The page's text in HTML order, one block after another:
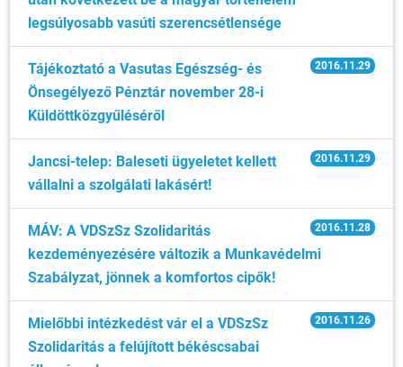
legsúlyosabb vasúti szerencsétlensége
2016.11.29
Tájékoztató a Vasutas Egészség- és
Önsegélyező Pénztár november 28-i
Küldöttközgyűléséről
2016.11.29
Jancsi-telep: Baleseti ügyeletet kellett
vállalni a szolgálati lakásért!
2016.11.28
MÁV: A VDSzSz Szolidaritás
kezdeményezésére változik a Munkavédelmi
Szabályzat, jönnek a komfortos cipők!
2016.11.26
Mielőbbi intézkedést vár el a VDSzSz
Szolidaritás a felújított békéscsabai